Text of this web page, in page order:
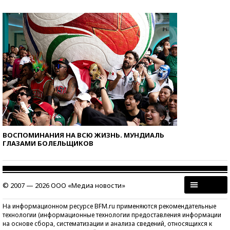
ВОСПОМИНАНИЯ НА ВСЮ ЖИЗНЬ. МУНДИАЛЬ
ГЛАЗАМИ БОЛЕЛЬЩИКОВ
© 2007 — 2026 ООО «Медиа новости»
На информационном ресурсе BFM.ru применяются рекомендательные
технологии (информационные технологии предоставления информации
на основе сбора, систематизации и анализа сведений, относящихся к